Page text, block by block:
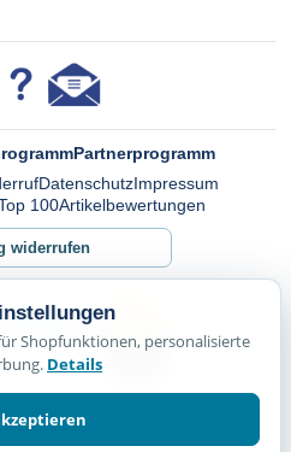
Partnerprogramm
DatenschutzImpressum
100Artikelbewertungen
widerrufen
Shopfunktionen, personalisierte
Details